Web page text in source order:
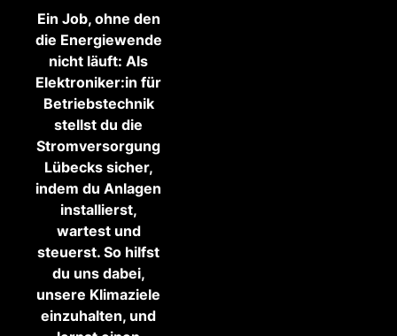
Ein Job, ohne den
die Energiewende
nicht läuft: Als
Elektroniker:in für
Betriebstechnik
stellst du die
Stromversorgung
Lübecks sicher,
indem du Anlagen
installierst,
wartest und
steuerst. So hilfst
du uns dabei,
unsere Klimaziele
einzuhalten, und